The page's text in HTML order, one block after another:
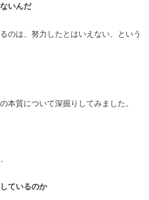
いんだ
のは、努力したとはいえない、という
本質について深掘りしてみました。
ているのか